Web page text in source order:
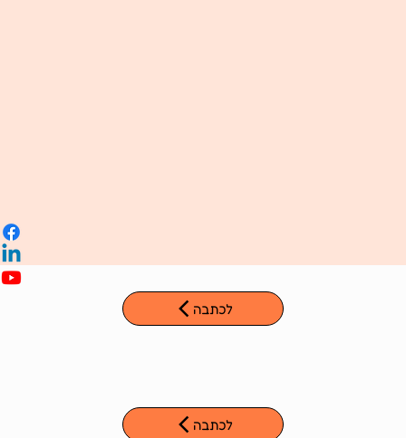
לכתבה
לכתבה